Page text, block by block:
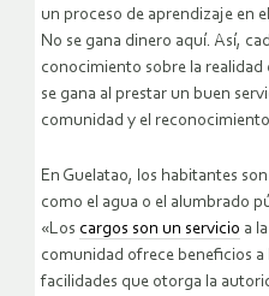
un proceso de aprendizaje en
No se gana dinero aquí. Así,
conocimiento sobre la
se gana al prestar un buen
comunidad y el
En Guelatao, los habitantes
como el agua o el alumbrado
«Los cargos son un servicio a
comunidad ofrece beneficios
facilidades que otorga la